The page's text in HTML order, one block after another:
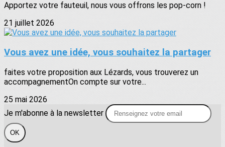
Apportez votre fauteuil, nous vous offrons les pop-corn !
21 juillet 2026
Vous avez une idée, vous souhaitez la partager
faites votre proposition aux Lézards, vous trouverez un
accompagnementOn compte sur votre...
25 mai 2026
Je m'abonne à la newsletter
OK